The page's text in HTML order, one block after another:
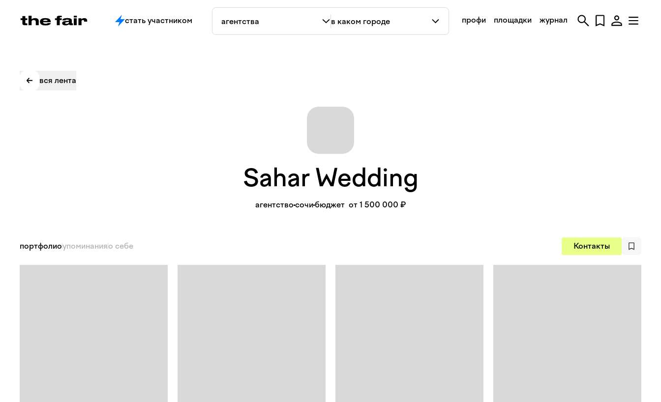
профи площадки журнал
стать участником
вся лента
SaharWedding
агентство сочибюджет от 1 500 000 ₽
портфолиоупоминанияо себе Контакты